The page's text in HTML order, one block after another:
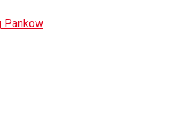
Pankow